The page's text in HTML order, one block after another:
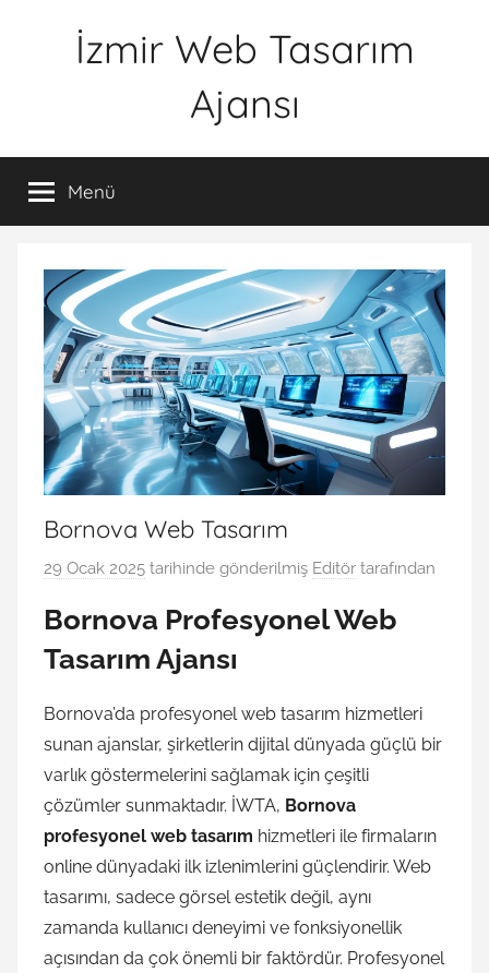
İzmir Web Tasarım
Ajansı
Menü
Bornova Web Tasarım
29 Ocak 2025 tarihinde gönderilmiş Editör tarafından
Bornova Profesyonel Web
Tasarım Ajansı
Bornova’da profesyonel web tasarım hizmetleri
sunan ajanslar, şirketlerin dijital dünyada güçlü bir
varlık göstermelerini sağlamak için çeşitli
çözümler sunmaktadır. İWTA, Bornova
profesyonel web tasarım hizmetleri ile firmaların
online dünyadaki ilk izlenimlerini güçlendirir. Web
tasarımı, sadece görsel estetik değil, aynı
zamanda kullanıcı deneyimi ve fonksiyonellik
açısından da çok önemli bir faktördür. Profesyonel